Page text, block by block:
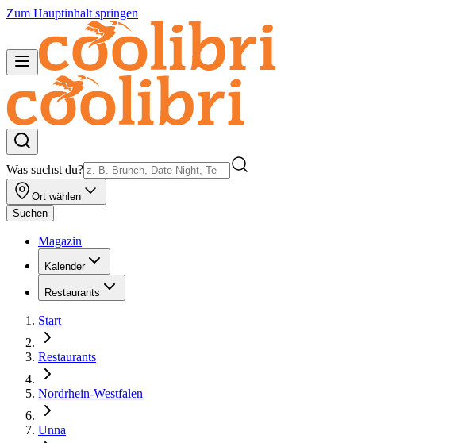
Zum Hauptinhalt springen
Was suchst du?
Ort wählen
Suchen
Magazin
Kalender
Restaurants
Start
Restaurants
Nordrhein-Westfalen
Unna